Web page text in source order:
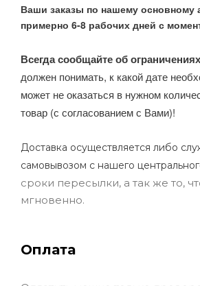
Ваши заказы по нашему основному
примерно 6-8 рабочих дней с
Всегда сообщайте об
должен понимать, к какой дате
может не оказаться в нужном
товар (с согласованием с Вами)!
Доставка осуществляется либо
самовывозом с нашего
сроки пересылки, а так же то,
мгновенно.
Оплата